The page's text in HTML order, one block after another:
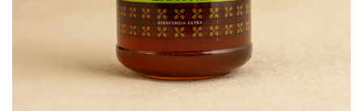
BACANIE